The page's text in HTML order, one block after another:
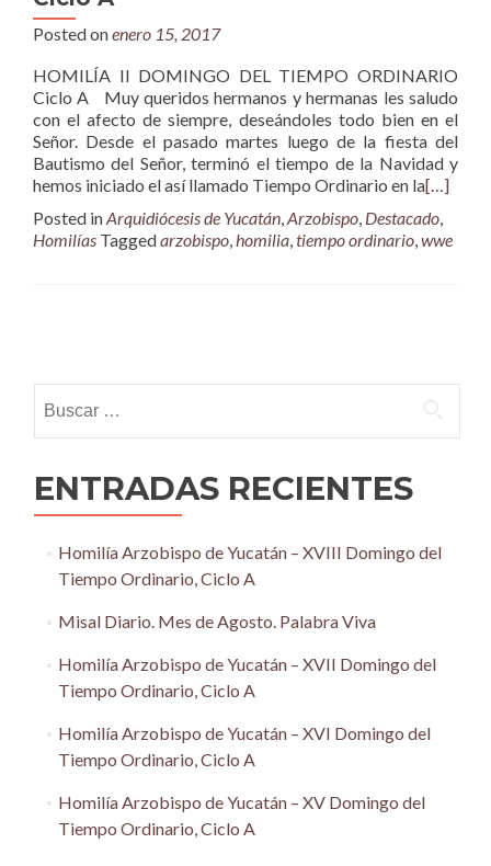
Posted onenero 15, 2017
HOMILÍA II DOMINGO DEL TIEMPO ORDINARIO
Ciclo A Muy queridos hermanos y hermanas les saludo
con el afecto de siempre, deseándoles todo bien en el
Señor. Desde el pasado martes luego de la fiesta del
Bautismo del Señor, terminó el tiempo de la Navidad y
hemos iniciado el así llamado Tiempo Ordinario en la[…]
Posted inArquidiócesis de Yucatán,Arzobispo, Destacado,
Homilías Taggedarzobispo,homilia,tiempo ordinario,wwe
navigation
ENTRADAS RECIENTES
Homilía Arzobispo de Yucatán – XVIII Domingo del
Tiempo Ordinario, Ciclo A
Misal Diario. Mes de Agosto. Palabra Viva
Homilía Arzobispo de Yucatán – XVII Domingo del
Tiempo Ordinario, Ciclo A
Homilía Arzobispo de Yucatán – XVI Domingo del
Tiempo Ordinario, Ciclo A
Homilía Arzobispo de Yucatán – XV Domingo del
Tiempo Ordinario, Ciclo A